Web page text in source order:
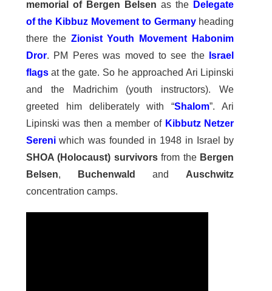
memorial of Bergen Belsen as the Delegate
of the Kibbuz Movement to Germanyheading
there the Zionist Youth Movement Habonim
Dror. PM Peres was moved to see the
Israel
flagsat the gate. So he approached Ari Lipinski
and the Madrichim (youth instructors). We
greeted him deliberately with “Shalom”. Ari
Lipinski was then a member of Kibbutz Netzer
Sereniwhich was founded in 1948 in Israel by
SHOA (Holocaust) survivorsfrom the Bergen
Belsen, Buchenwald and Auschwitz
concentration camps.